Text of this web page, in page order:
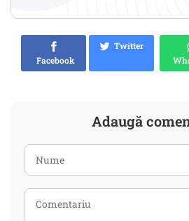
Facebook
Twitter
Adaugă